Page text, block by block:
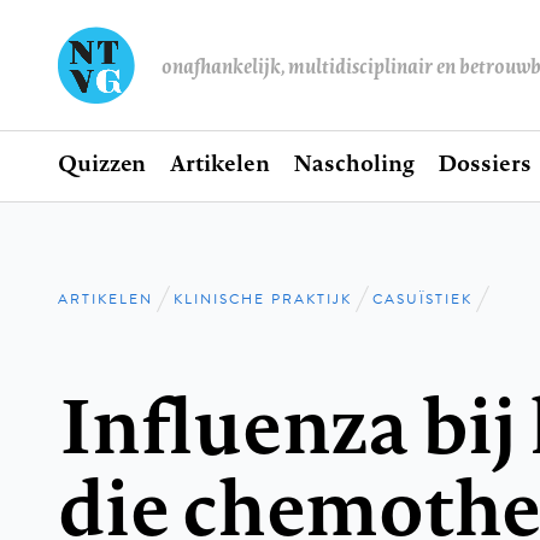
onafhankelijk, multidisciplinair en
Hoofdnavigatie
Home
Quizzen Artikelen Nascholing Dossiers
Kruimelpad
ARTIKELEN KLINISCHE PRAKTIJK CASUÏSTIEK
Influenza bij
die